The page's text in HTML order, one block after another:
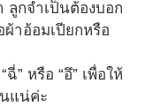
ลูกจำเป็นต้องบอก
าอ้อมเปียกหรือ
” หรือ “อึ” เพื่อให้
แน่ค่ะ